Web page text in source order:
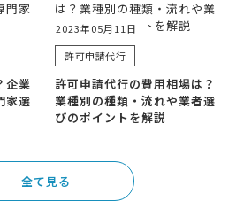
企業
家選
2023年05月11日
許可申請代行
許可申請代行の費用相場は？
業種別の種類・流れや業者選
びのポイントを解説
全て見る